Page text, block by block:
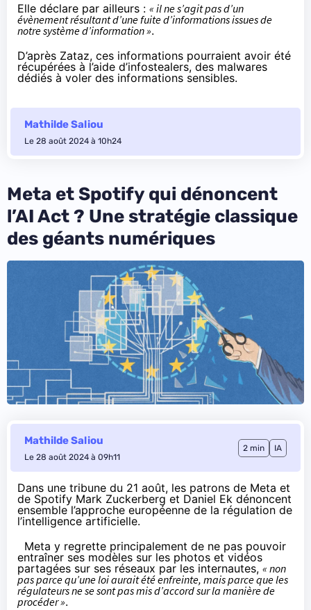
Elle déclare par ailleurs : « il ne s’agit pas d’un
évènement résultant d’une fuite d’informations issues de
notre système d’information ».
D’après Zataz, ces informations pourraient avoir été
récupérées à l’aide d’infostealers, des malwares
dédiés à voler des informations sensibles.
Mathilde Saliou
Le 28 août 2024 à 10h24
Meta et Spotify qui dénoncent
l’AI Act ? Une stratégie classique
des géants numériques
Mathilde Saliou
Le 28 août 2024 à 09h11
2 min IA
Dans une tribune du 21 août, les patrons de Meta et
de Spotify Mark Zuckerberg et Daniel Ek dénoncent
ensemble l’approche européenne de la régulation de
l’intelligence artificielle.
Meta y regrette principalement de ne pas pouvoir
entraîner ses modèles sur les photos et vidéos
partagées sur ses réseaux par les internautes, « non
pas parce qu’une loi aurait été enfreinte, mais parce que les
régulateurs ne se sont pas mis d’accord sur la manière de
procéder ».